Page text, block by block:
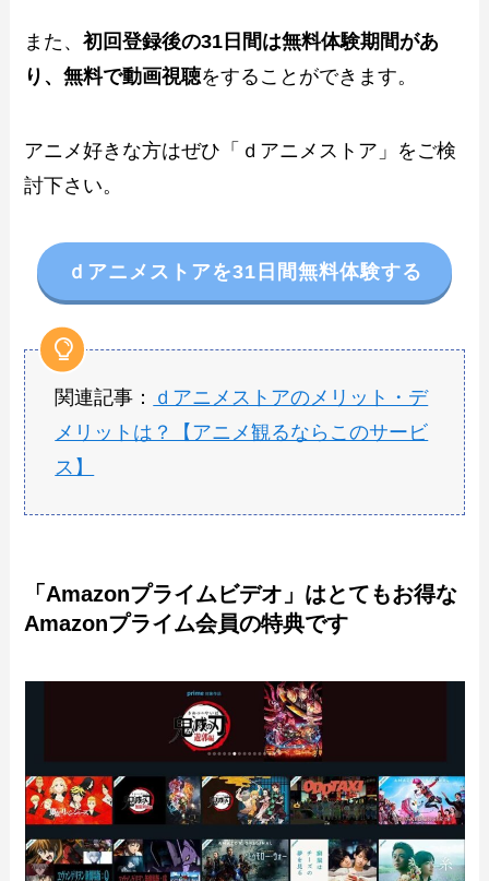
また、初回登録後の31日間は無料体験期間があ
り、無料で動画視聴をすることができます。
アニメ好きな方はぜひ「ｄアニメストア」をご検
討下さい。
ｄアニメストアを31日間無料体験する
関連記事：
ｄアニメストアのメリット・デ
メリットは？【アニメ観るならこのサービ
ス】
「Amazonプライムビデオ」はとてもお得な
Amazonプライム会員の特典です